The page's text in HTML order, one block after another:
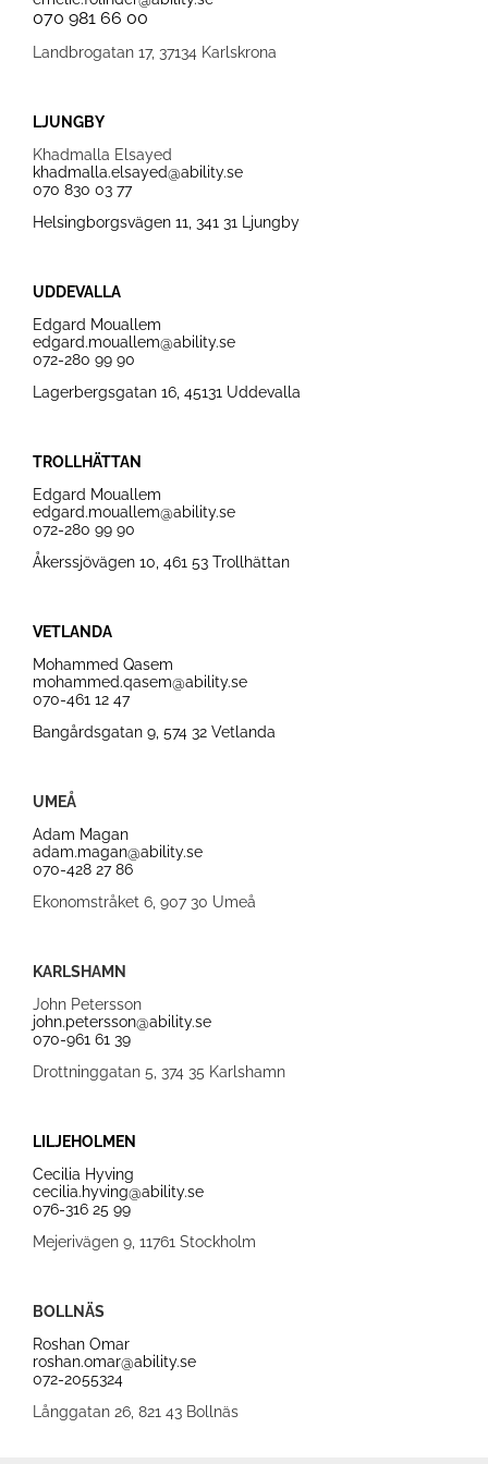
070 981 66 00
Landbrogatan 17, 37134 Karlskrona
LJUNGBY
Khadmalla Elsayed
khadmalla.elsayed@ability.se
070 830 03 77
Helsingborgsvägen 11, 341 31 Ljungby
UDDEVALLA
Edgard Mouallem
edgard.mouallem@ability.se
072-280 99 90
Lagerbergsgatan 16, 45131 Uddevalla
TROLLHÄTTAN
Edgard Mouallem
edgard.mouallem@ability.se
072-280 99 90
Åkerssjövägen 10, 461 53 Trollhättan
VETLANDA
Mohammed Qasem
mohammed.qasem@ability.se
070-461 12 47
Bangårdsgatan 9, 574 32 Vetlanda
UMEÅ
Adam Magan
adam.magan@ability.se
070-428 27 86
Ekonomstråket 6, 907 30 Umeå
KARLSHAMN
John Petersson
john.petersson@ability.se
070-961 61 39
Drottninggatan 5, 374 35 Karlshamn
LILJEHOLMEN
Cecilia Hyving
cecilia.hyving@ability.se
076-316 25 99
Mejerivägen 9, 11761 Stockholm
BOLLNÄS
Roshan Omar
roshan.omar@ability.se
072-2055324
Långgatan 26, 821 43 Bollnäs